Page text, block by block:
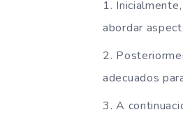
abordar
adecuados
A